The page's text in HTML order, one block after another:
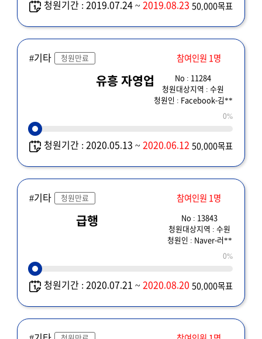
청원기간 : 2019.07.24 ~2019.08.23 50,000목표
#기타 청원만료 참여인원 1명
유흥 자영업
No : 11284
청원대상지역 : 수원
청원인 : Facebook-김**
0%
청원기간 : 2020.05.13 ~2020.06.12 50,000목표
#기타 청원만료 참여인원 1명
급행
No : 13843
청원대상지역 : 수원
청원인 : Naver-러**
0%
청원기간 : 2020.07.21 ~2020.08.20 50,000목표